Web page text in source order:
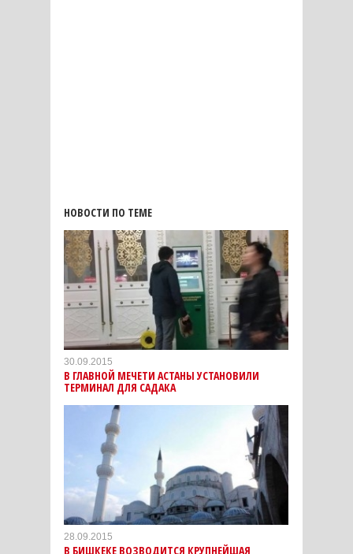
НОВОСТИ ПО ТЕМЕ
30.09.2015
В ГЛАВНОЙ МЕЧЕТИ АСТАНЫ УСТАНОВИЛИ
ТЕРМИНАЛ ДЛЯ САДАКА
28.09.2015
В БИШКЕКЕ ВОЗВОДИТСЯ КРУПНЕЙШАЯ